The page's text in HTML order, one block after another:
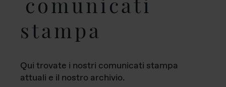
stampa
Qui trovate i nostri comunicati stampa
attuali e il nostro archivio.